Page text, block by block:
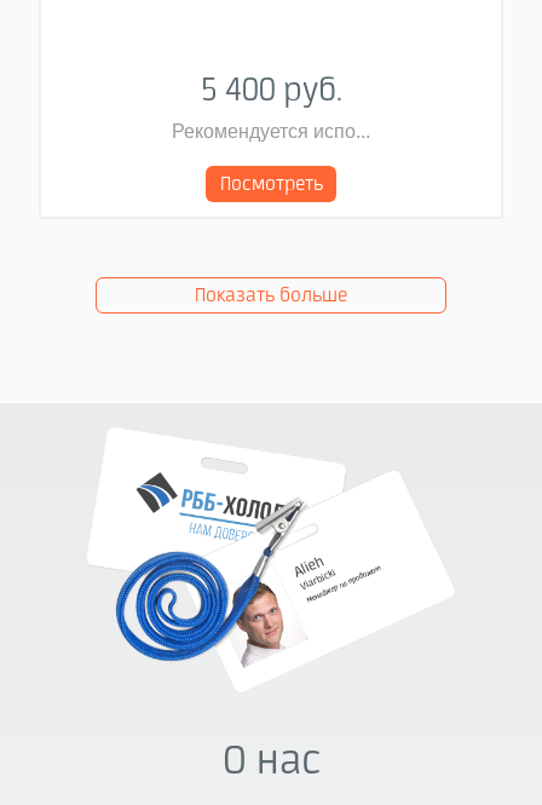
5 400 руб.
Рекомендуется испо...
Посмотреть
Показать больше
О нас